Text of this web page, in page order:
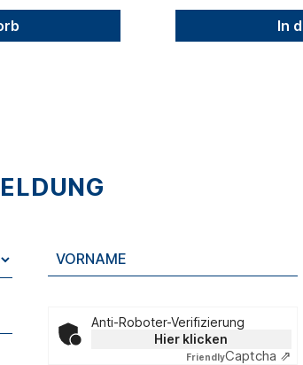
In
Anti-Roboter-Verifizierung
Hier klicken
FriendlyCaptcha ⇗